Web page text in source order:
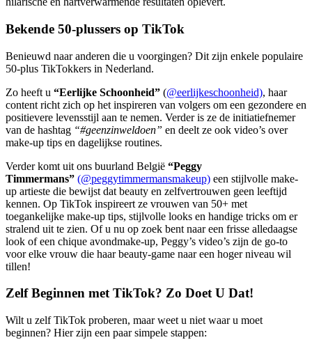
Bekende 50-plussers op TikTok
Benieuwd naar anderen die u voorgingen? Dit zijn enkele populaire
50-plus TikTokkers in Nederland.
Zo heeft u “Eerlijke Schoonheid” (@eerlijkeschoonheid), haar
content richt zich op het inspireren van volgers om een gezondere en
positievere levensstijl aan te nemen. Verder is ze de initiatiefnemer
van de hashtag “#geenzinweldoen” en deelt ze ook video’s over
make-up tips en dagelijkse routines.
Verder komt uit ons buurland België “Peggy
Timmermans” (@peggytimmermansmakeup) een stijlvolle make-
up artieste die bewijst dat beauty en zelfvertrouwen geen leeftijd
kennen. Op TikTok inspireert ze vrouwen van 50+ met
toegankelijke make-up tips, stijlvolle looks en handige tricks om er
stralend uit te zien. Of u nu op zoek bent naar een frisse alledaagse
look of een chique avondmake-up, Peggy’s video’s zijn de go-to
voor elke vrouw die haar beauty-game naar een hoger niveau wil
tillen!
Zelf Beginnen met TikTok? Zo Doet U Dat!
Wilt u zelf TikTok proberen, maar weet u niet waar u moet
beginnen? Hier zijn een paar simpele stappen: